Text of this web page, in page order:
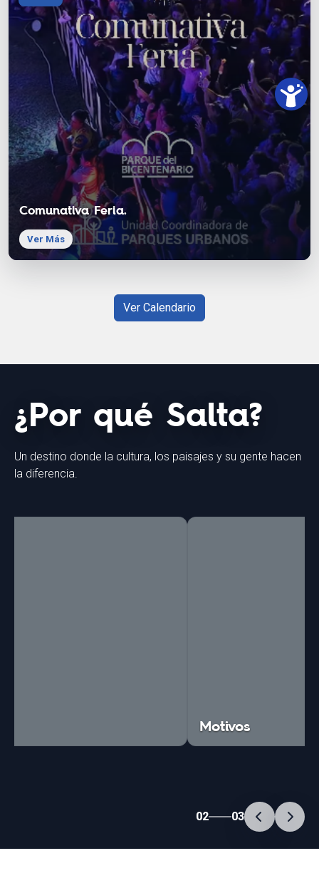
Comunativa Feria.
Ver Más
Ver Calendario
¿Por qué Salta?
Un destino donde la cultura, los paisajes y su gente hacen
la diferencia.
02 03